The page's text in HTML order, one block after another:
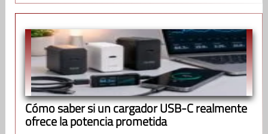
Cómo saber si un cargador USB-C realmente
ofrece la potencia prometida